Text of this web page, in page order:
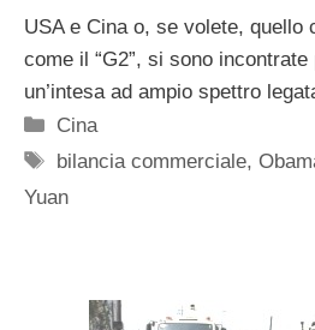
USA e Cina o, se volete, quello
come il “G2”, si sono
un’intesa ad ampio spettro
Categorie
Cina
Tag
bilancia commerciale,
Yuan